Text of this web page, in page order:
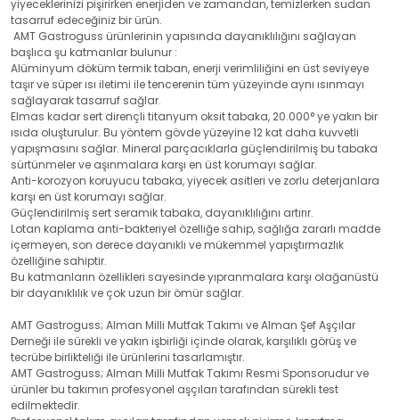
yiyeceklerinizi pişirirken enerjiden ve zamandan, temizlerken sudan
tasarruf edeceğiniz bir ürün.
AMT Gastroguss ürünlerinin yapısında dayanıklılığını sağlayan
başlıca şu katmanlar bulunur :
Alüminyum döküm termik taban, enerji verimliliğini en üst seviyeye
taşır ve süper ısı iletimi ile tencerenin tüm yüzeyinde aynı ısınmayı
sağlayarak tasarruf sağlar.
Elmas kadar sert dirençli titanyum oksit tabaka, 20.000° ye yakın bir
ısıda oluşturulur. Bu yöntem gövde yüzeyine 12 kat daha kuvvetli
yapışmasını sağlar. Mineral parçacıklarla güçlendirilmiş bu tabaka
sürtünmeler ve aşınmalara karşı en üst korumayı sağlar.
Anti-korozyon koruyucu tabaka, yiyecek asitleri ve zorlu deterjanlara
karşı en üst korumayı sağlar.
Güçlendirilmiş sert seramik tabaka, dayanıklılığını artırır.
Lotan kaplama anti-bakteriyel özelliğe sahip, sağlığa zararlı madde
içermeyen, son derece dayanıklı ve mükemmel yapıştırmazlık
özelliğine sahiptir.
Bu katmanların özellikleri sayesinde yıpranmalara karşı olağanüstü
bir dayanıklılık ve çok uzun bir ömür sağlar.
AMT Gastroguss; Alman Milli Mutfak Takımı ve Alman Şef Aşçılar
Derneği ile sürekli ve yakın işbirliği içinde olarak, karşılıklı görüş ve
tecrübe birlikteliği ile ürünlerini tasarlamıştır.
AMT Gastroguss; Alman Milli Mutfak Takımı Resmi Sponsorudur ve
ürünler bu takımın profesyonel aşçıları tarafından sürekli test
edilmektedir.